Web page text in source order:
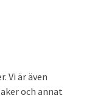
Vi är även
och annat